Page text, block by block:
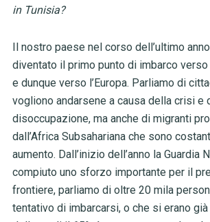
in Tunisia?
Il nostro paese nel corso dell’ultimo
diventato il primo punto di imbarco
e dunque verso l’Europa. Parliamo di
vogliono andarsene a causa della crisi e
disoccupazione, ma anche di migranti
dall’Africa Subsahariana che sono
aumento. Dall’inizio dell’anno la Guardia
compiuto uno sforzo importante per il
frontiere, parliamo di oltre 20 mila
tentativo di imbarcarsi, o che si erano